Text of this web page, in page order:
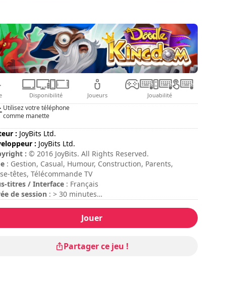
Disponibilité Joueurs Jouabilité
Utilisez votre téléphone
comme manette
: JoyBits Ltd.
: JoyBits Ltd.
: © 2016 JoyBits. All Rights Reserved.
: Gestion, Casual, Humour, Construction, Parents,
têtes, Télécommande TV
titres / Interface : Français
de session : > 30 minutes
Jouer
Partager ce jeu !